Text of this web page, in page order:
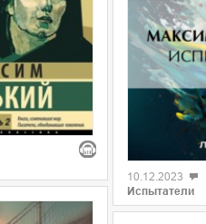
10.12.2023
Испытатели